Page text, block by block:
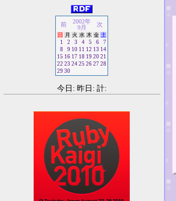
前
2002年
9月
次
日 月 火 水 木 金 土
1
2 3 4 5 6
7
8
9 10 11 12 13 14
15 16 17 18 19 20 21
22 23 24 25 26 27 28
29 30
今日: 昨日: 計: